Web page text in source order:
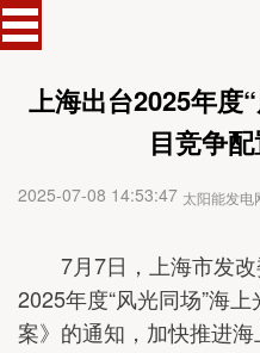
上海出台2025年度
目竞争
2025-07-08 14:53:47 太阳能发电
7月7日，上海市发
2025年度“风光同场”海
案》的通知，加快推进海